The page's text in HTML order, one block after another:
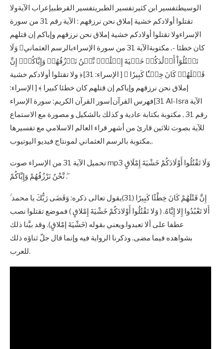
الوسيطتفسير ابن كثيرتفسير الطبريتفسير القرطبيإعراب الآيةولا
تقتلوا أولادكم خشية إملاق نحن نرزقهم : الآية رقم 31 من سورة
الإسراءولا تقتلوا أولادكم خشية إملاق نحن نرزقهم وإياكم إن قتلهم
كان خطئا -. مكتوبةالآية 31 من سورة الإسراءبالرسم العثماني﴿ وَلَا
تَقۡتُلُوٓاْ أَوۡلَٰدَكُمۡ خَشۡيَةَ إِمۡلَٰقٖۖ نَّحۡنُ نَرۡزُقُهُمۡ وَإِيَّاكُمۡۚ إِنَّ
قَتۡلَهُمۡ كَانَ خِطۡـٔٗا كَبِيرٗا ﴾ [ الإسراء: 31]﴿ ولا تقتلوا أولادكم خشية
إملاق نحن نرزقهم وإياكم إن قتلهم كان خطئا كبيرا ﴾ [ الإسراء:
31]فهرس القرآن|سور القرآن الكريم: سورة الإسراء Al-Isra الآية
رقم 31 , مكتوبة بكتابة عادية و كذلك بالشكيل و مصورة مع الاستماع
للآية بصوت ثلاثين قارئ من أشهر قراء العالم الاسلامي مع تفسيرها
,مكتوبة بالرسم العثماني لمونتاج فيديو اليوتيوب.
تحميل الآية 31 من الإسراء صوت mp3 وَلَا تَقْتُلُوا أَوْلَادَكُمْ خَشْيَةَ إِمْلَاقٍ
ۖ نَّحْنُ نَرْزُقُهُمْ وَإِيَّاكُمْ.
ۚ إِنَّ قَتْلَهُمْ كَانَ خِطْئًا كَبِيرًا (31)يقول تعالى ذكره: وَقَضَى رَبُّكَ يا محمد
أَلا تَعْبُدُوا إِلا إِيَّاهُ. ( وَلا تَقْتُلُوا أَوْلادَكُمْ خَشْيَةَ إِمْلاقٍ ) فموضع تقتلوا نصب
عطفا على ألا تعبدوا.ويعني بقوله (خَشْيَةَ إمْلاقٍ). وقد بيَّنا ذلك
بشواهده فيما مضى. وذكرنا الرواية فيه وإنما قال جلّ ثناؤه ذلك
للعرب.